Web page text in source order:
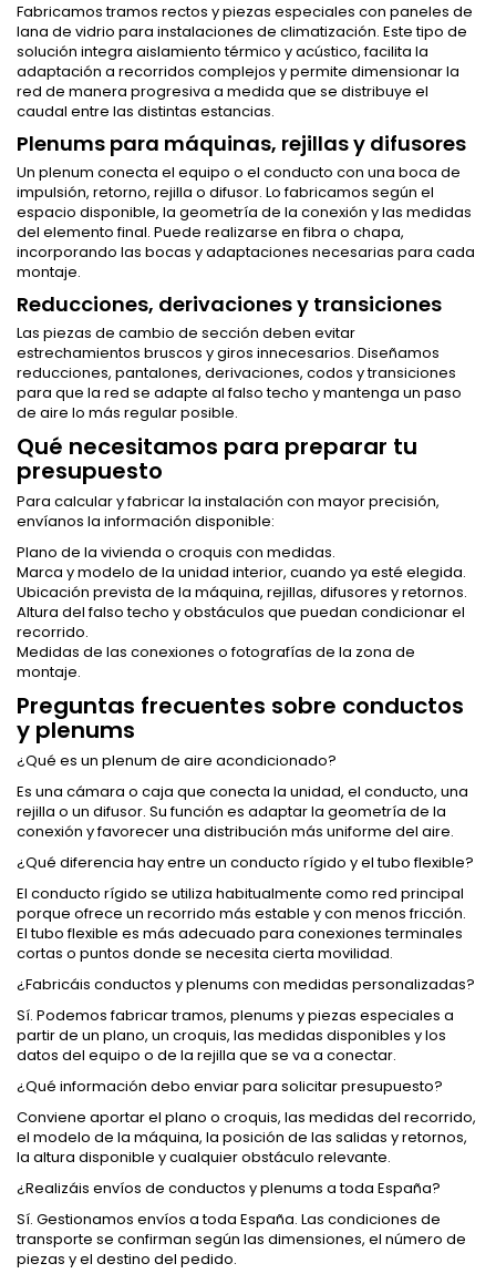
Fabricamos tramos rectos y piezas especiales con paneles de
lana de vidrio para instalaciones de climatización. Este tipo de
solución integra aislamiento térmico y acústico, facilita la
adaptación a recorridos complejos y permite dimensionar la
red de manera progresiva a medida que se distribuye el
caudal entre las distintas estancias.
Plenums para máquinas, rejillas y difusores
Un plenum conecta el equipo o el conducto con una boca de
impulsión, retorno, rejilla o difusor. Lo fabricamos según el
espacio disponible, la geometría de la conexión y las medidas
del elemento final. Puede realizarse en fibra o chapa,
incorporando las bocas y adaptaciones necesarias para cada
montaje.
Reducciones, derivaciones y transiciones
Las piezas de cambio de sección deben evitar
estrechamientos bruscos y giros innecesarios. Diseñamos
reducciones, pantalones, derivaciones, codos y transiciones
para que la red se adapte al falso techo y mantenga un paso
de aire lo más regular posible.
Qué necesitamos para preparar tu
presupuesto
Para calcular y fabricar la instalación con mayor precisión,
envíanos la información disponible:
Plano de la vivienda o croquis con medidas.
Marca y modelo de la unidad interior, cuando ya esté elegida.
Ubicación prevista de la máquina, rejillas, difusores y retornos.
Altura del falso techo y obstáculos que puedan condicionar el
recorrido.
Medidas de las conexiones o fotografías de la zona de
montaje.
Preguntas frecuentes sobre conductos
y plenums
¿Qué es un plenum de aire acondicionado?
Es una cámara o caja que conecta la unidad, el conducto, una
rejilla o un difusor. Su función es adaptar la geometría de la
conexión y favorecer una distribución más uniforme del aire.
¿Qué diferencia hay entre un conducto rígido y el tubo flexible?
El conducto rígido se utiliza habitualmente como red principal
porque ofrece un recorrido más estable y con menos fricción.
El tubo flexible es más adecuado para conexiones terminales
cortas o puntos donde se necesita cierta movilidad.
¿Fabricáis conductos y plenums con medidas personalizadas?
Sí. Podemos fabricar tramos, plenums y piezas especiales a
partir de un plano, un croquis, las medidas disponibles y los
datos del equipo o de la rejilla que se va a conectar.
¿Qué información debo enviar para solicitar presupuesto?
Conviene aportar el plano o croquis, las medidas del recorrido,
el modelo de la máquina, la posición de las salidas y retornos,
la altura disponible y cualquier obstáculo relevante.
¿Realizáis envíos de conductos y plenums a toda España?
Sí. Gestionamos envíos a toda España. Las condiciones de
transporte se confirman según las dimensiones, el número de
piezas y el destino del pedido.